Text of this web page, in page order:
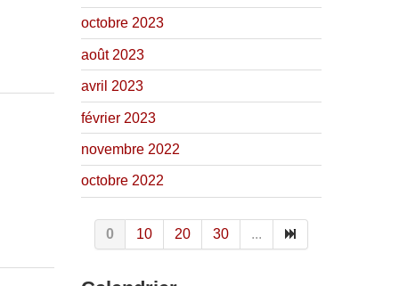
octobre 2023
août 2023
avril 2023
février 2023
novembre 2022
octobre 2022
0 10 20 30 ...